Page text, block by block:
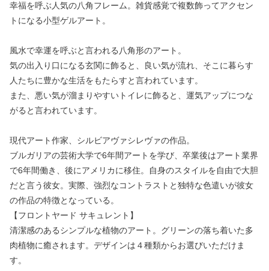
幸福を呼ぶ人気の八角フレーム。雑貨感覚で複数飾ってアクセン
トになる小型ゲルアート。
風水で幸運を呼ぶと言われる八角形のアート。
気の出入り口になる玄関に飾ると、良い気が流れ、そこに暮らす
人たちに豊かな生活をもたらすと言われています。
また、悪い気が溜まりやすいトイレに飾ると、運気アップにつな
がると言われています。
現代アート作家、シルビアヴァシレヴァの作品。
ブルガリアの芸術大学で6年間アートを学び、卒業後はアート業界
で6年間働き、後にアメリカに移住。自身のスタイルを自由で大胆
だと言う彼女。実際、強烈なコントラストと独特な色遣いが彼女
の作品の特徴となっている。
【フロントヤード サキュレント】
清潔感のあるシンプルな植物のアート。グリーンの落ち着いた多
肉植物に癒されます。デザインは４種類からお選びいただけま
す。